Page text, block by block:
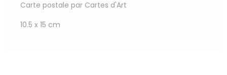
Carte postale par Cartes d'Art
10.5 x 15 cm